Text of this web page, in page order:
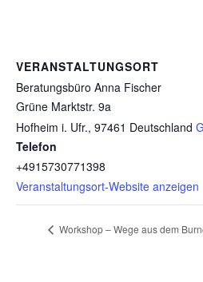
VERANSTALTUNGSORT
Beratungsbüro Anna Fischer
Grüne Marktstr. 9a
Hofheim i. Ufr., 97461 Deutschland
Telefon
+4915730771398
Veranstaltungsort-Website anzeigen
Workshop – Wege aus dem